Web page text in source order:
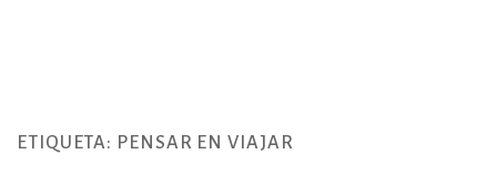
ETIQUETA: PENSAR EN VIAJAR